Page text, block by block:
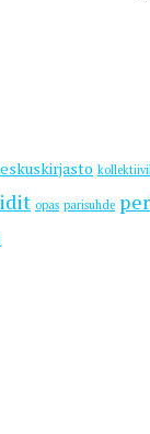
opas parisuhde